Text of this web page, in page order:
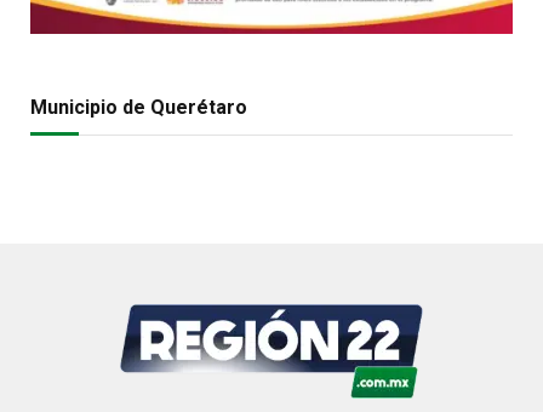
Municipio de Querétaro